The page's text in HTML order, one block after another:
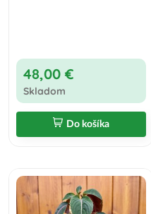
48,00 €
Skladom
Do košíka